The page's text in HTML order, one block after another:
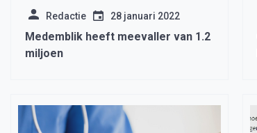
Redactie 28 januari 2022
Medemblik heeft meevaller van 1.2
miljoen